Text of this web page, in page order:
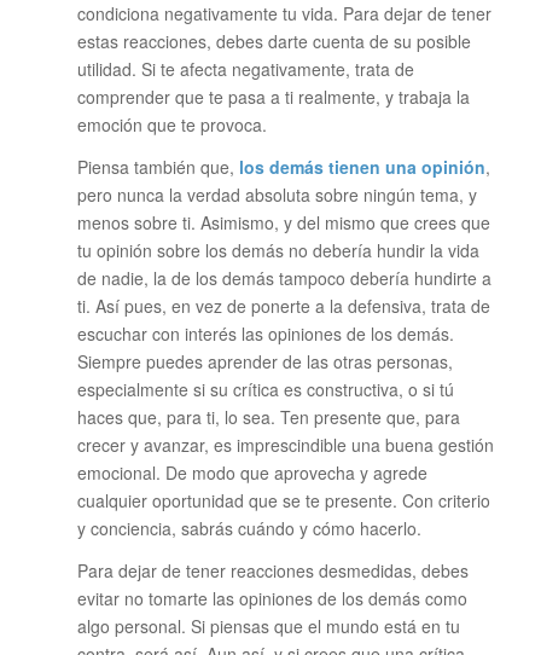
condiciona negativamente tu vida. Para dejar de tener
estas reacciones, debes darte cuenta de su posible
utilidad. Si te afecta negativamente, trata de
comprender que te pasa a ti realmente, y trabaja la
emoción que te provoca.
Piensa también que, los demás tienen una opinión,
pero nunca la verdad absoluta sobre ningún tema, y
menos sobre ti. Asimismo, y del mismo que crees que
tu opinión sobre los demás no debería hundir la vida
de nadie, la de los demás tampoco debería hundirte a
ti. Así pues, en vez de ponerte a la defensiva, trata de
escuchar con interés las opiniones de los demás.
Siempre puedes aprender de las otras personas,
especialmente si su crítica es constructiva, o si tú
haces que, para ti, lo sea. Ten presente que, para
crecer y avanzar, es imprescindible una buena gestión
emocional. De modo que aprovecha y agrede
cualquier oportunidad que se te presente. Con criterio
y conciencia, sabrás cuándo y cómo hacerlo.
Para dejar de tener reacciones desmedidas, debes
evitar no tomarte las opiniones de los demás como
algo personal. Si piensas que el mundo está en tu